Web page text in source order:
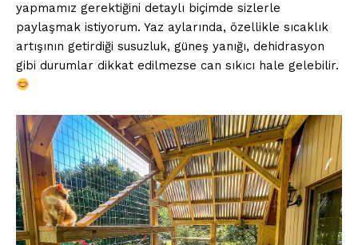
yapmamız gerektiğini detaylı biçimde sizlerle
paylaşmak istiyorum. Yaz aylarında, özellikle sıcaklık
artışının getirdiği susuzluk, güneş yanığı, dehidrasyon
gibi durumlar dikkat edilmezse can sıkıcı hale gelebilir.